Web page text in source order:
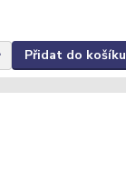
Přidat do košíku